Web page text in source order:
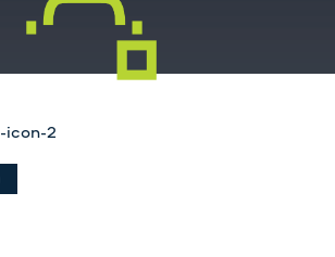
Domovská stránka
O nás
icon-2